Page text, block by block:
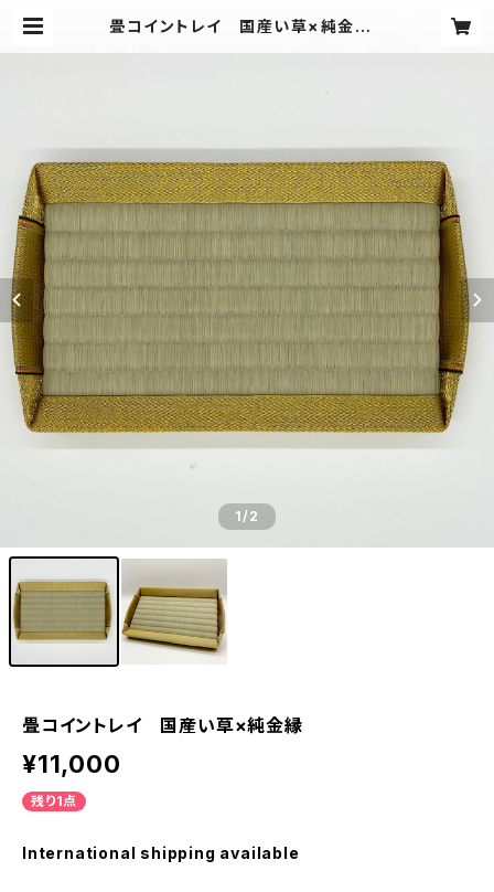
畳コイントレイ 国産い草×純金縁 |
1/2
畳コイントレイ 国産い草×純金縁
¥11,000
残り1点
International shipping available